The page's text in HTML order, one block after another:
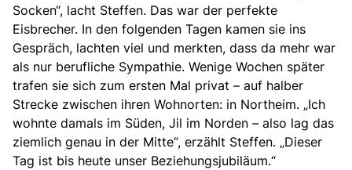
Socken“, lacht Steffen. Das war der perfekte
Eisbrecher. In den folgenden Tagen kamen sie ins
Gespräch, lachten viel und merkten, dass da mehr war
als nur berufliche Sympathie. Wenige Wochen später
trafen sie sich zum ersten Mal privat – auf halber
Strecke zwischen ihren Wohnorten: in Northeim. „Ich
wohnte damals im Süden, Jil im Norden – also lag das
ziemlich genau in der Mitte“, erzählt Steffen. „Dieser
Tag ist bis heute unser Beziehungsjubiläum.“